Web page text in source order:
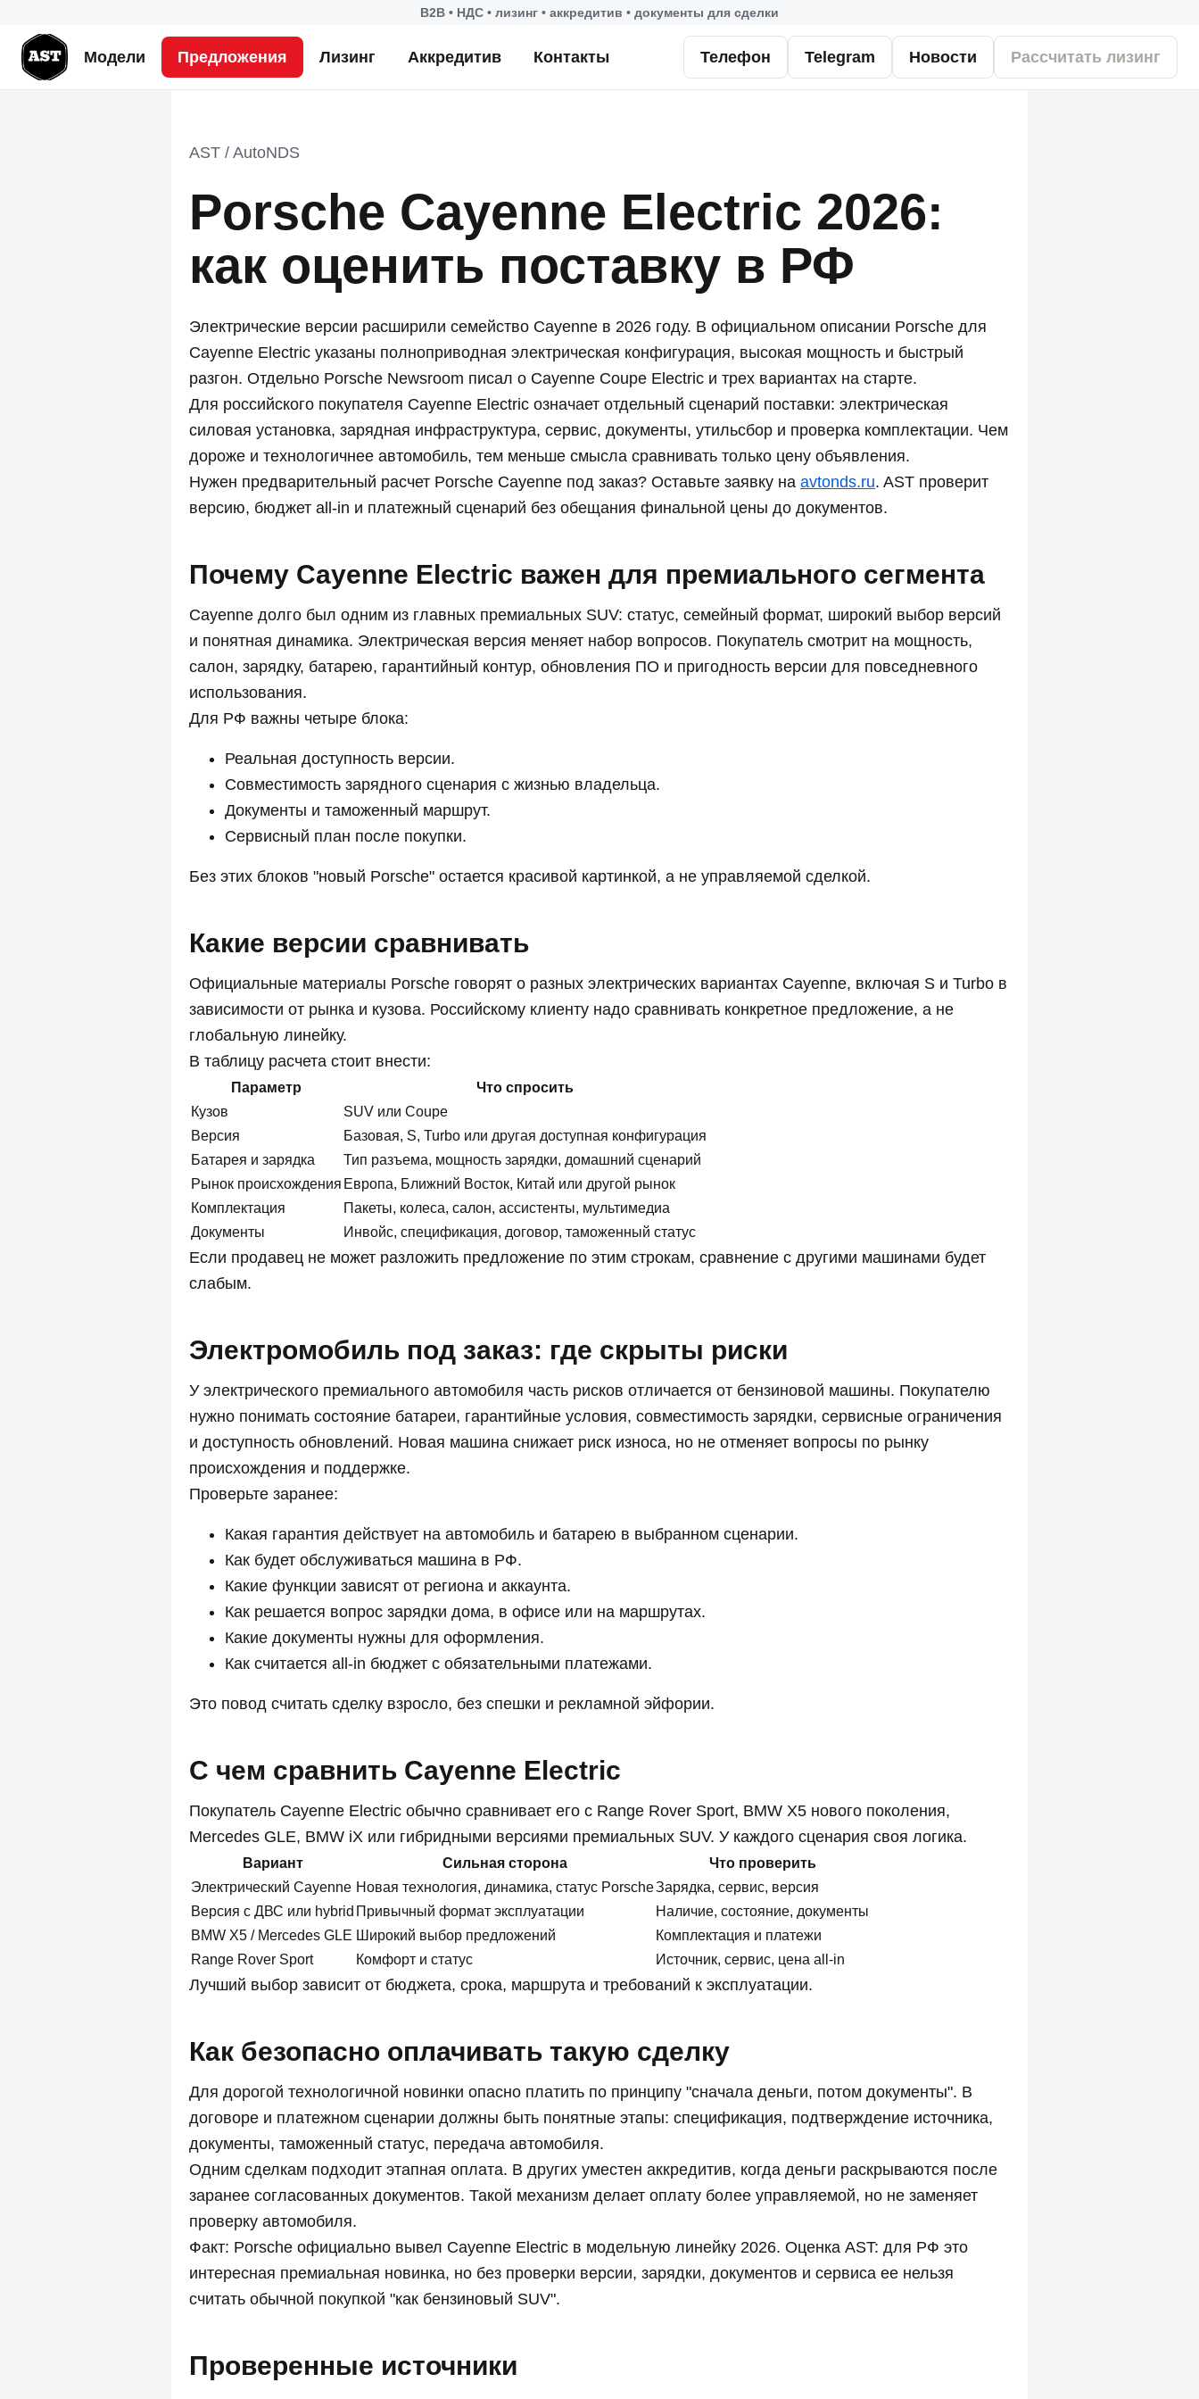
B2B • НДС • лизинг • аккредитив • документы для сделки
Модели Предложения Лизинг Аккредитив Контакты Телефон Telegram Новости Рассчитать лизинг
AST / AutoNDS
Porsche Cayenne Electric 2026:
как оценить поставку в РФ
Электрические версии расширили семейство Cayenne в 2026 году. В официальном описании Porsche для
Cayenne Electric указаны полноприводная электрическая конфигурация, высокая мощность и быстрый
разгон. Отдельно Porsche Newsroom писал о Cayenne Coupe Electric и трех вариантах на старте.
Для российского покупателя Cayenne Electric означает отдельный сценарий поставки: электрическая
силовая установка, зарядная инфраструктура, сервис, документы, утильсбор и проверка комплектации. Чем
дороже и технологичнее автомобиль, тем меньше смысла сравнивать только цену объявления.
Нужен предварительный расчет Porsche Cayenne под заказ? Оставьте заявку на avtonds.ru. AST проверит
версию, бюджет all-in и платежный сценарий без обещания финальной цены до документов.
Почему Cayenne Electric важен для премиального сегмента
Cayenne долго был одним из главных премиальных SUV: статус, семейный формат, широкий выбор версий
и понятная динамика. Электрическая версия меняет набор вопросов. Покупатель смотрит на мощность,
салон, зарядку, батарею, гарантийный контур, обновления ПО и пригодность версии для повседневного
использования.
Для РФ важны четыре блока:
Реальная доступность версии.
Совместимость зарядного сценария с жизнью владельца.
Документы и таможенный маршрут.
Сервисный план после покупки.
Без этих блоков "новый Porsche" остается красивой картинкой, а не управляемой сделкой.
Какие версии сравнивать
Официальные материалы Porsche говорят о разных электрических вариантах Cayenne, включая S и Turbo в
зависимости от рынка и кузова. Российскому клиенту надо сравнивать конкретное предложение, а не
глобальную линейку.
В таблицу расчета стоит внести:
Параметр
Что спросить
Кузов
SUV или Coupe
Версия
Базовая, S, Turbo или другая доступная конфигурация
Батарея и зарядка
Тип разъема, мощность зарядки, домашний сценарий
Рынок происхождения Европа, Ближний Восток, Китай или другой рынок
Комплектация
Пакеты, колеса, салон, ассистенты, мультимедиа
Документы
Инвойс, спецификация, договор, таможенный статус
Если продавец не может разложить предложение по этим строкам, сравнение с другими машинами будет
слабым.
Электромобиль под заказ: где скрыты риски
У электрического премиального автомобиля часть рисков отличается от бензиновой машины. Покупателю
нужно понимать состояние батареи, гарантийные условия, совместимость зарядки, сервисные ограничения
и доступность обновлений. Новая машина снижает риск износа, но не отменяет вопросы по рынку
происхождения и поддержке.
Проверьте заранее:
Какая гарантия действует на автомобиль и батарею в выбранном сценарии.
Как будет обслуживаться машина в РФ.
Какие функции зависят от региона и аккаунта.
Как решается вопрос зарядки дома, в офисе или на маршрутах.
Какие документы нужны для оформления.
Как считается all-in бюджет с обязательными платежами.
Это повод считать сделку взросло, без спешки и рекламной эйфории.
С чем сравнить Cayenne Electric
Покупатель Cayenne Electric обычно сравнивает его с Range Rover Sport, BMW X5 нового поколения,
Mercedes GLE, BMW iX или гибридными версиями премиальных SUV. У каждого сценария своя логика.
Вариант Сильная сторона
Что проверить
Электрический Cayenne Новая технология, динамика, статус PorscheЗарядка, сервис, версия
Версия с ДВС или hybrid Привычный формат эксплуатации
Наличие, состояние, документы
BMW X5 / Mercedes GLE Широкий выбор предложений
Комплектация и платежи
Range Rover Sport
Комфорт и статус Источник, сервис, цена all-in
Лучший выбор зависит от бюджета, срока, маршрута и требований к эксплуатации.
Как безопасно оплачивать такую сделку
Для дорогой технологичной новинки опасно платить по принципу "сначала деньги, потом документы". В
договоре и платежном сценарии должны быть понятные этапы: спецификация, подтверждение источника,
документы, таможенный статус, передача автомобиля.
Одним сделкам подходит этапная оплата. В других уместен аккредитив, когда деньги раскрываются после
заранее согласованных документов. Такой механизм делает оплату более управляемой, но не заменяет
проверку автомобиля.
Факт: Porsche официально вывел Cayenne Electric в модельную линейку 2026. Оценка AST: для РФ это
интересная премиальная новинка, но без проверки версии, зарядки, документов и сервиса ее нельзя
считать обычной покупкой "как бензиновый SUV".
Проверенные источники